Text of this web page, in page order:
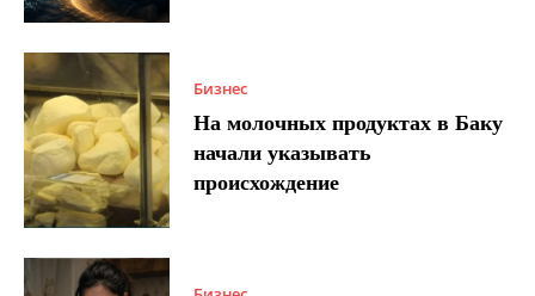
Бизнес
На молочных продуктах в Баку
начали указывать
происхождение